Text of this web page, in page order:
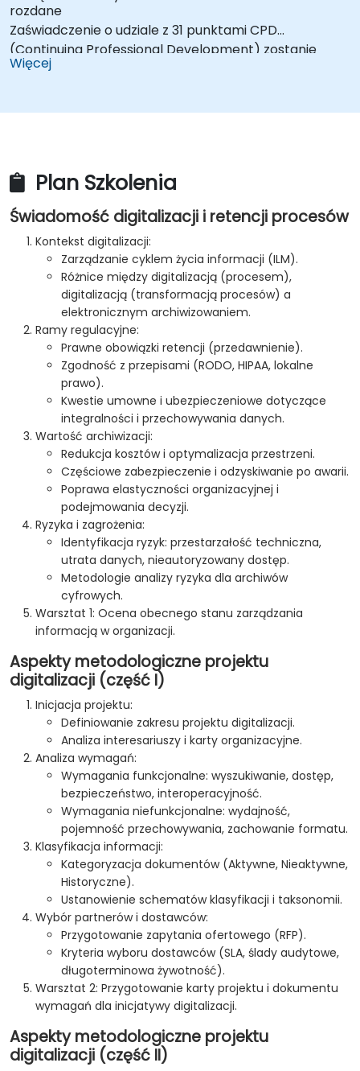
rozdane
Zaświadczenie o udziale z 31 punktami CPD
(Continuing Professional Development) zostanie
wydane
Więcej
Plan Szkolenia
Świadomość digitalizacji i retencji procesów
Kontekst digitalizacji:
Zarządzanie cyklem życia informacji (ILM).
Różnice między digitalizacją (procesem),
digitalizacją (transformacją procesów) a
elektronicznym archiwizowaniem.
Ramy regulacyjne:
Prawne obowiązki retencji (przedawnienie).
Zgodność z przepisami (RODO, HIPAA, lokalne
prawo).
Kwestie umowne i ubezpieczeniowe dotyczące
integralności i przechowywania danych.
Wartość archiwizacji:
Redukcja kosztów i optymalizacja przestrzeni.
Częściowe zabezpieczenie i odzyskiwanie po awarii.
Poprawa elastyczności organizacyjnej i
podejmowania decyzji.
Ryzyka i zagrożenia:
Identyfikacja ryzyk: przestarzałość techniczna,
utrata danych, nieautoryzowany dostęp.
Metodologie analizy ryzyka dla archiwów
cyfrowych.
Warsztat 1: Ocena obecnego stanu zarządzania
informacją w organizacji.
Aspekty metodologiczne projektu
digitalizacji (część I)
Inicjacja projektu:
Definiowanie zakresu projektu digitalizacji.
Analiza interesariuszy i karty organizacyjne.
Analiza wymagań:
Wymagania funkcjonalne: wyszukiwanie, dostęp,
bezpieczeństwo, interoperacyjność.
Wymagania niefunkcjonalne: wydajność,
pojemność przechowywania, zachowanie formatu.
Klasyfikacja informacji:
Kategoryzacja dokumentów (Aktywne, Nieaktywne,
Historyczne).
Ustanowienie schematów klasyfikacji i taksonomii.
Wybór partnerów i dostawców:
Przygotowanie zapytania ofertowego (RFP).
Kryteria wyboru dostawców (SLA, ślady audytowe,
długoterminowa żywotność).
Warsztat 2: Przygotowanie karty projektu i dokumentu
wymagań dla inicjatywy digitalizacji.
Aspekty metodologiczne projektu
digitalizacji (część II)